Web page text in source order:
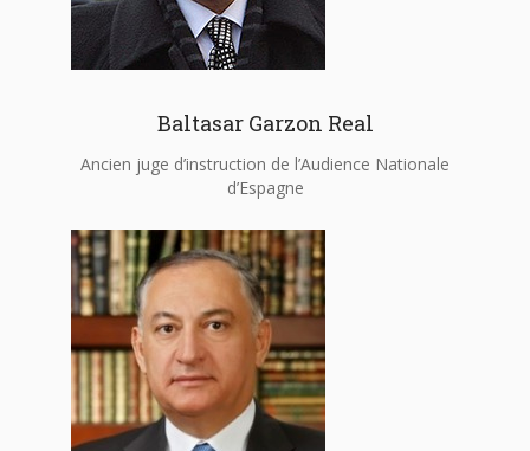
Baltasar Garzon Real
Ancien juge d’instruction de l’Audience Nationale
d’Espagne